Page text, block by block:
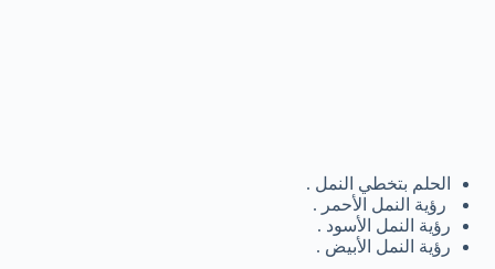
الحلم بتخطي النمل .
رؤية النمل الأحمر .
رؤية النمل الأسود .
رؤية النمل الأبيض .